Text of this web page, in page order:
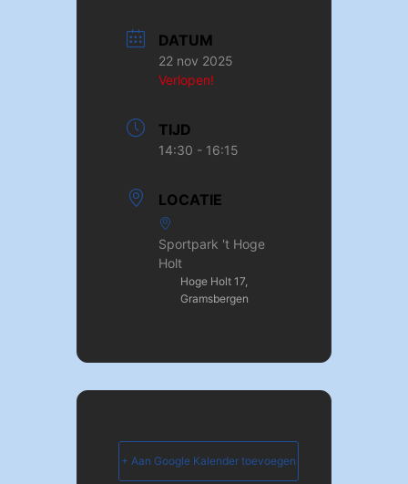
DATUM
22 nov 2025
Verlopen!
TIJD
14:30 - 16:15
LOCATIE
Sportpark 't Hoge
Holt
Hoge Holt 17,
Gramsbergen
+ Aan Google Kalender toevoegen